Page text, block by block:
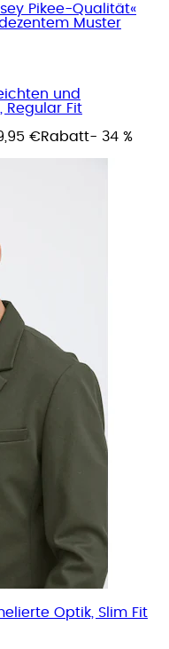
Pikee-Qualität«
Muster
und
Regular Fit
€Rabatt- 34 %
Optik, Slim Fit